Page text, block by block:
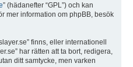
” (hädanefter “GPL”) och kan
mer information om phpBB, besök
finns, eller internationell
har rätten att ta bort, redigera,
ditt samtycke, men varken